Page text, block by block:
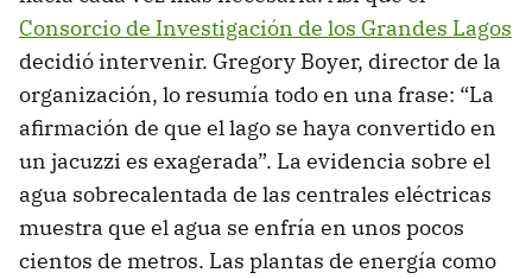
Consorcio de Investigación de los Grandes Lagos
decidió intervenir. Gregory Boyer, director de la
organización, lo resumía todo en una frase: “La
afirmación de que el lago se haya convertido en
un jacuzzi es exagerada”. La evidencia sobre el
agua sobrecalentada de las centrales eléctricas
muestra que el agua se enfría en unos pocos
cientos de metros. Las plantas de energía como